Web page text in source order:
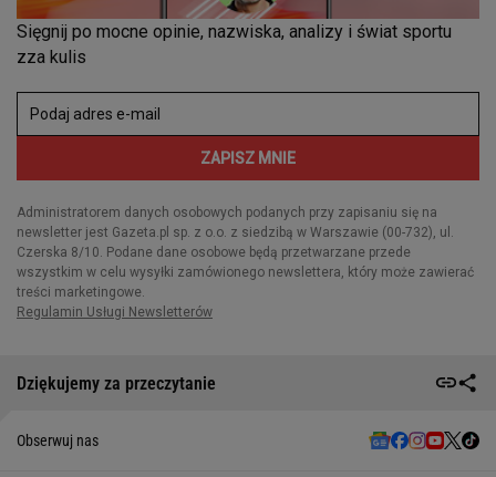
Dziękujemy za przeczytanie
Obserwuj nas